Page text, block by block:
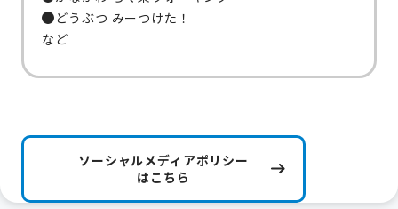
どうぶつ みーつけた！
など
ソーシャルメディアポリシー
はこちら